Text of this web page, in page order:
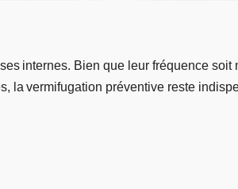
internes. Bien que leur fréquence
la vermifugation préventive reste